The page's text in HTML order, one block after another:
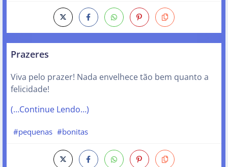
Prazeres
Viva pelo prazer! Nada envelhece tão bem quanto a
felicidade!
(…Continue Lendo…)
#pequenas #bonitas